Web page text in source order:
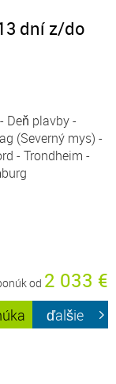
dní z/do
Deň plavby -
(Severný mys) -
- Trondheim -
od 2 033 €
ďalšie